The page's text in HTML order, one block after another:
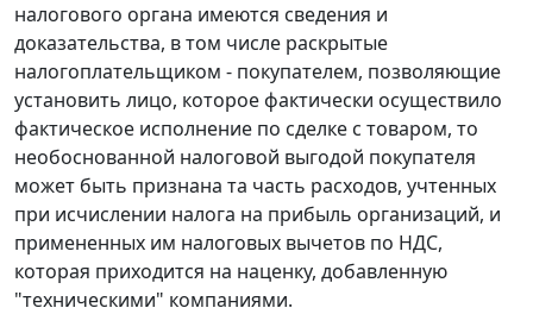
налогового органа имеются сведения и
доказательства, в том числе раскрытые
налогоплательщиком - покупателем, позволяющие
установить лицо, которое фактически осуществило
фактическое исполнение по сделке с товаром, то
необоснованной налоговой выгодой покупателя
может быть признана та часть расходов, учтенных
при исчислении налога на прибыль организаций, и
примененных им налоговых вычетов по НДС,
которая приходится на наценку, добавленную
"техническими" компаниями.